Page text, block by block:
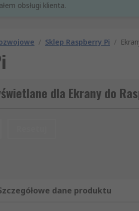
obsługi klienta.
/ Sklep Raspberry Pi /
dla Ekrany do
dane produktu